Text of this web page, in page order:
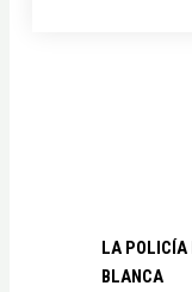
LA POLICÍA
BLANCA